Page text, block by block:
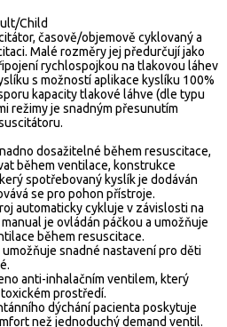
Child
časově/objemově cyklovaný a
Malé rozměry jej předurčují jako
rychlospojkou na tlakovou láhev
s možností aplikace kyslíku 100%
kapacity tlakové láhve (dle typu
režimy je snadným přesunutím
dosažitelné během resuscitace,
během ventilace, konstrukce
spotřebovaný kyslík je dodáván
se pro pohon přístroje.
automaticky cykluje v závislosti na
je ovládán páčkou a umožňuje
během resuscitace.
snadné nastavení pro děti
anti-inhalačním ventilem, který
prostředí.
dýchání pacienta poskytuje
než jednoduchý demand ventil.